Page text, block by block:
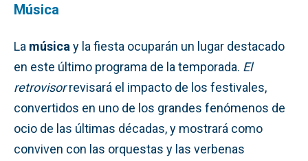
Música
La música y la fiesta ocuparán un lugar destacado
en este último programa de la temporada. El
retrovisorrevisará el impacto de los festivales,
convertidos en uno de los grandes fenómenos de
ocio de las últimas décadas, y mostrará como
conviven con las orquestas y las verbenas